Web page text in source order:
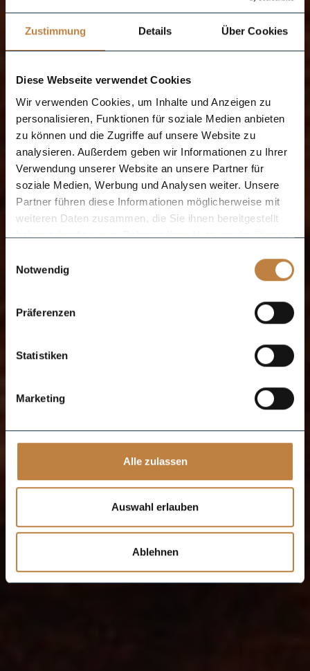
Zustimmung Details Über Cookies
Diese Webseite verwendet Cookies
Wir verwenden Cookies, um Inhalte und Anzeigen zu
personalisieren, Funktionen für soziale Medien anbieten
zu können und die Zugriffe auf unsere Website zu
analysieren. Außerdem geben wir Informationen zu Ihrer
Verwendung unserer Website an unsere Partner für
soziale Medien, Werbung und Analysen weiter. Unsere
Partner führen diese Informationen möglicherweise mit
weiteren Daten zusammen, die Sie ihnen bereitgestellt
haben oder die sie im Rahmen Ihrer Nutzung der Dienste
Notwendig
Präferenzen
Statistiken
Marketing
Alle zulassen
Auswahl erlauben
Ablehnen